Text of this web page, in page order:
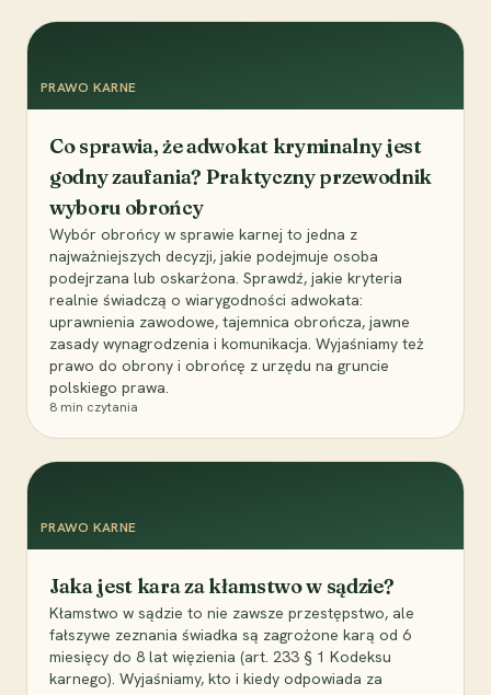
PRAWO KARNE
Co sprawia, że adwokat kryminalny jest
godny zaufania? Praktyczny przewodnik
wyboru obrońcy
Wybór obrońcy w sprawie karnej to jedna z
najważniejszych decyzji, jakie podejmuje osoba
podejrzana lub oskarżona. Sprawdź, jakie kryteria
realnie świadczą o wiarygodności adwokata:
uprawnienia zawodowe, tajemnica obrończa, jawne
zasady wynagrodzenia i komunikacja. Wyjaśniamy też
prawo do obrony i obrońcę z urzędu na gruncie
polskiego prawa.
8 min czytania
PRAWO KARNE
Jaka jest kara za kłamstwo w sądzie?
Kłamstwo w sądzie to nie zawsze przestępstwo, ale
fałszywe zeznania świadka są zagrożone karą od 6
miesięcy do 8 lat więzienia (art. 233 § 1 Kodeksu
karnego). Wyjaśniamy, kto i kiedy odpowiada za